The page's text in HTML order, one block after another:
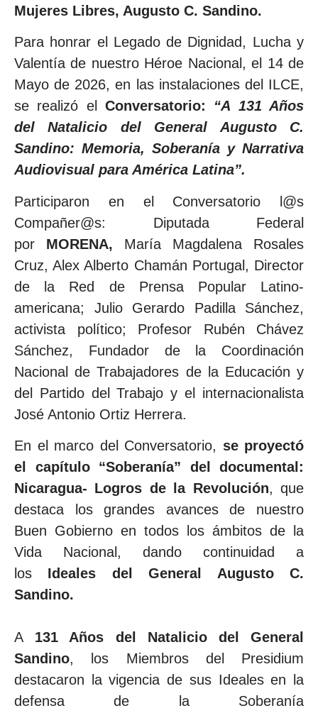
Mujeres Libres, Augusto C. Sandino.
Para honrar el Legado de Dignidad, Lucha y
Valentía de nuestro Héroe Nacional, el 14 de
Mayo de 2026, en las instalaciones del ILCE,
se realizó el Conversatorio: “A 131 Años
del Natalicio del General Augusto C.
Sandino: Memoria, Soberanía y Narrativa
Audiovisual para América Latina”.
Participaron en el Conversatorio l@s
Compañer@s: Diputada Federal
por MORENA, María Magdalena Rosales
Cruz, Alex Alberto Chamán Portugal, Director
de la Red de Prensa Popular Latino-
americana; Julio Gerardo Padilla Sánchez,
activista político; Profesor Rubén Chávez
Sánchez, Fundador de la Coordinación
Nacional de Trabajadores de la Educación y
del Partido del Trabajo y el internacionalista
José Antonio Ortiz Herrera.
En el marco del Conversatorio, se proyectó
el capítulo “Soberanía” del documental:
Nicaragua- Logros de la Revolución, que
destaca los grandes avances de nuestro
Buen Gobierno en todos los ámbitos de la
Vida Nacional, dando continuidad a
los Ideales del General Augusto C.
Sandino.
A 131 Años del Natalicio del General
Sandino, los Miembros del Presidium
destacaron la vigencia de sus Ideales en la
defensa de la Soberanía